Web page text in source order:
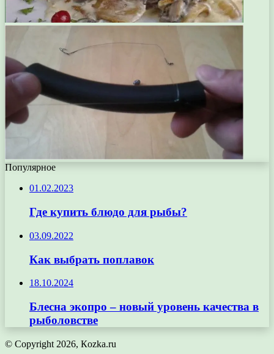
Популярное
01.02.2023
Где купить блюдо для рыбы?
03.09.2022
Как выбрать поплавок
18.10.2024
Блесна экопро – новый уровень качества в
рыболовстве
© Copyright 2026, Кozka.ru